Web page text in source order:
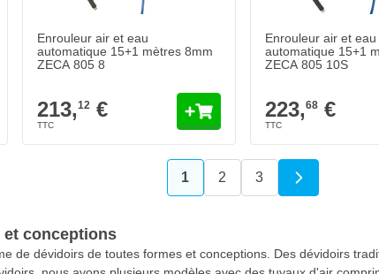
Enrouleur air et eau
automatique 15+1 mètres 8mm
ZECA 805 8
213,12 €
Enrouleur air et eau
automatique 15+1
ZECA 805 10S
223,68€
Vous lisez actuellement la
1 Page
2 Page
3
conceptions
de dévidoirs de toutes formes et conceptions. Des dévidoirs